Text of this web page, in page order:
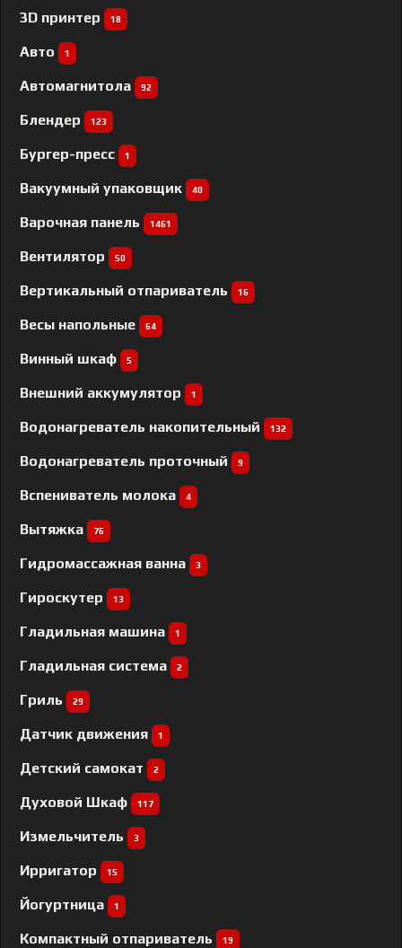
3D принтер 18
Авто 1
Автомагнитола 92
Блендер 123
Бургер-пресс 1
Вакуумный упаковщик 40
Варочная панель 1461
Вентилятор 50
Вертикальный отпариватель 16
Весы напольные 64
Винный шкаф 5
Внешний аккумулятор 1
Водонагреватель накопительный 132
Водонагреватель проточный 9
Вспениватель молока 4
Вытяжка 76
Гидромассажная ванна 3
Гироскутер 13
Гладильная машина 1
Гладильная система 2
Гриль 29
Датчик движения 1
Детский самокат 2
Духовой Шкаф 117
Измельчитель 3
Ирригатор 15
Йогуртница 1
Компактный отпариватель 19